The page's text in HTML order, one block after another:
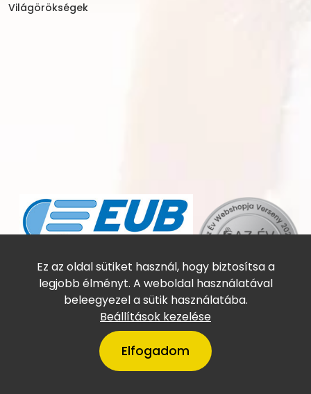
Ez az oldal sütiket használ, hogy biztosítsa a
legjobb élményt. A weboldal használatával
beleegyezel a sütik használatába.
Beállítások kezelése
Elfogadom
Világörökségek
A VillámTúra Magyarország